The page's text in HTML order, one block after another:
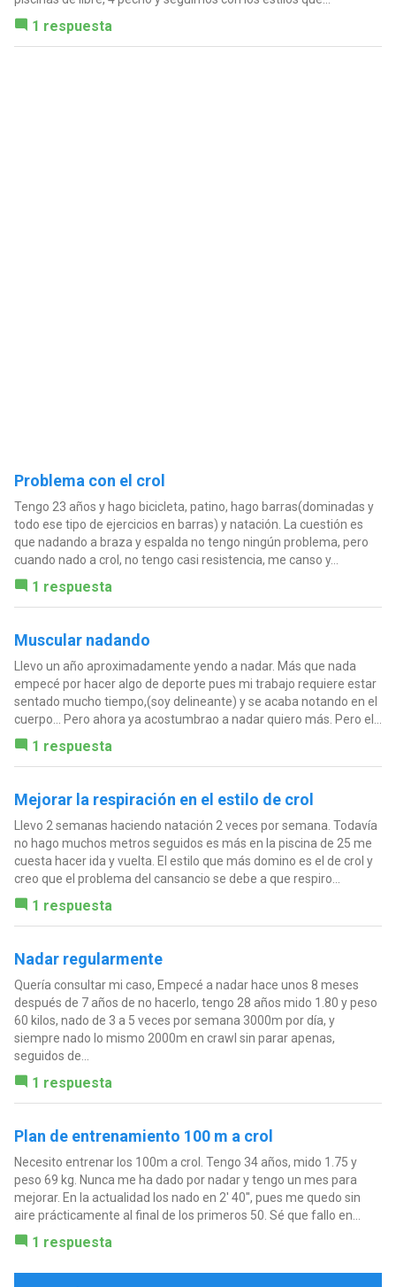
1 respuesta
Problema con el crol
Tengo 23 años y hago bicicleta, patino, hago barras(dominadas y
todo ese tipo de ejercicios en barras) y natación. La cuestión es
que nadando a braza y espalda no tengo ningún problema, pero
cuando nado a crol, no tengo casi resistencia, me canso y...
1 respuesta
Muscular nadando
Llevo un año aproximadamente yendo a nadar. Más que nada
empecé por hacer algo de deporte pues mi trabajo requiere estar
sentado mucho tiempo,(soy delineante) y se acaba notando en el
cuerpo... Pero ahora ya acostumbrao a nadar quiero más. Pero el...
1 respuesta
Mejorar la respiración en el estilo de crol
Llevo 2 semanas haciendo natación 2 veces por semana. Todavía
no hago muchos metros seguidos es más en la piscina de 25 me
cuesta hacer ida y vuelta. El estilo que más domino es el de crol y
creo que el problema del cansancio se debe a que respiro...
1 respuesta
Nadar regularmente
Quería consultar mi caso, Empecé a nadar hace unos 8 meses
después de 7 años de no hacerlo, tengo 28 años mido 1.80 y peso
60 kilos, nado de 3 a 5 veces por semana 3000m por día, y
siempre nado lo mismo 2000m en crawl sin parar apenas,
seguidos de...
1 respuesta
Plan de entrenamiento 100 m a crol
Necesito entrenar los 100m a crol. Tengo 34 años, mido 1.75 y
peso 69 kg. Nunca me ha dado por nadar y tengo un mes para
mejorar. En la actualidad los nado en 2' 40'', pues me quedo sin
aire prácticamente al final de los primeros 50. Sé que fallo en...
1 respuesta